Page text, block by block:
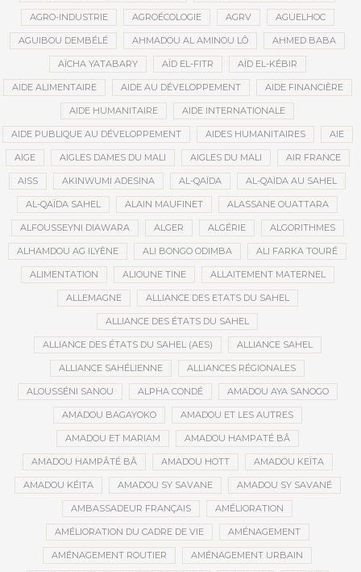
AGRO-INDUSTRIE AGROÉCOLOGIE AGRV AGUELHOC
AGUIBOU DEMBÉLÉ AHMADOU AL AMINOU LÔ AHMED BABA
AÏCHA YATABARY AÏD EL-FITR AÏD EL-KÉBIR
AIDE ALIMENTAIRE AIDE AU DÉVELOPPEMENT AIDE FINANCIÈRE
AIDE HUMANITAIRE AIDE INTERNATIONALE
AIDE PUBLIQUE AU DÉVELOPPEMENT AIDES HUMANITAIRES AIE
AIGE AIGLES DAMES DU MALI AIGLES DU MALI AIR FRANCE
AISS AKINWUMI ADESINA AL-QAÏDA AL-QAÏDA AU SAHEL
AL-QAÏDA SAHEL ALAIN MAUFINET ALASSANE OUATTARA
ALFOUSSEYNI DIAWARA ALGER ALGÉRIE ALGORITHMES
ALHAMDOU AG ILYÈNE ALI BONGO ODIMBA ALI FARKA TOURÉ
ALIMENTATION ALIOUNE TINE ALLAITEMENT MATERNEL
ALLEMAGNE ALLIANCE DES ETATS DU SAHEL
ALLIANCE DES ÉTATS DU SAHEL
ALLIANCE DES ÉTATS DU SAHEL (AES) ALLIANCE SAHEL
ALLIANCE SAHÉLIENNE ALLIANCES RÉGIONALES
ALOUSSÉNI SANOU ALPHA CONDÉ AMADOU AYA SANOGO
AMADOU BAGAYOKO AMADOU ET LES AUTRES
AMADOU ET MARIAM AMADOU HAMPATÉ BÂ
AMADOU HAMPÂTÉ BÂ AMADOU HOTT AMADOU KEÏTA
AMADOU KÉITA AMADOU SY SAVANE AMADOU SY SAVANÉ
AMBASSADEUR FRANÇAIS AMÉLIORATION
AMÉLIORATION DU CADRE DE VIE AMÉNAGEMENT
AMÉNAGEMENT ROUTIER AMÉNAGEMENT URBAIN